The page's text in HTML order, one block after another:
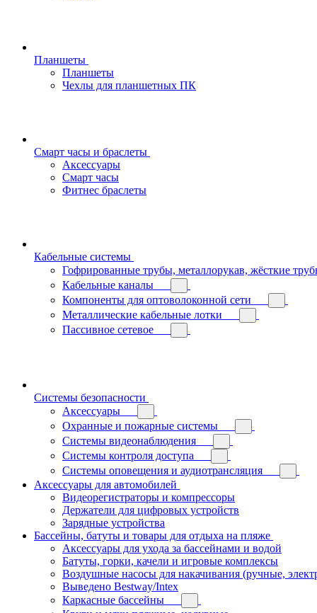
Планшеты
Планшеты
Чехлы для планшетных ПК
Смарт часы и браслеты
Аксессуары
Смарт часы
Фитнес браслеты
Кабельные системы
Гофрированные трубы, металлорукав, жёсткие
Кабельные каналы
Компоненты для оптоволоконной сети
Металлические кабельные лотки
Пассивное сетевое
Системы безопасности
Аксессуары
Охранные и пожарные системы
Системы видеонаблюдения
Системы контроля доступа
Системы оповещения и аудиотрансляция
Аксессуары для автомобилей
Видеорегистраторы и компрессоры
Держатели для цифровых устройств
Зарядные устройства
Бассейны, батуты и товары для отдыха на пляже
Аксессуары для ухода за бассейнами и водой
Батуты, горки, качели и игровые комплексы
Воздушные насосы для накачивания (ручные,
Выведено Bestway/Intex
Каркасные бассейны